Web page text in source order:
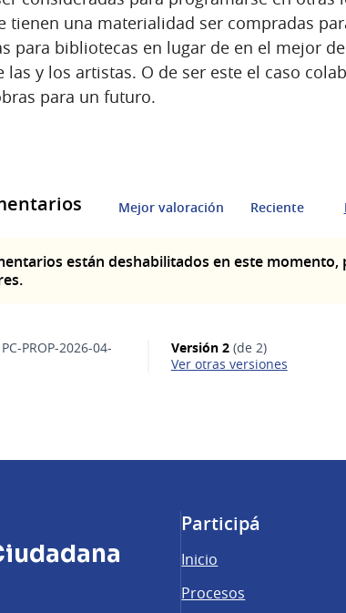
tienen una materialidad ser compradas
para bibliotecas en lugar de en el mejor
las y los artistas. O de ser este el caso
para un futuro.
Mejor valoración Reciente
están deshabilitados en este momento,
PROP-2026-04-
Versión 2(de 2)
ver otras versiones
Participá
Inicio
Procesos